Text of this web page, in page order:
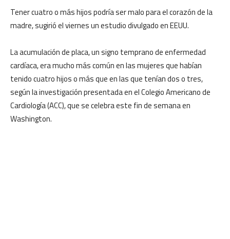
Tener cuatro o más hijos podría ser malo para el corazón de la
madre, sugirió el viernes un estudio divulgado en EEUU.
La acumulación de placa, un signo temprano de enfermedad
cardíaca, era mucho más común en las mujeres que habían
tenido cuatro hijos o más que en las que tenían dos o tres,
según la investigación presentada en el Colegio Americano de
Cardiología (ACC), que se celebra este fin de semana en
Washington.